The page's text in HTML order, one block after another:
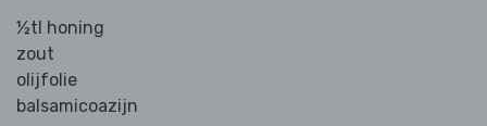
½tl honing
zout
olijfolie
balsamicoazijn